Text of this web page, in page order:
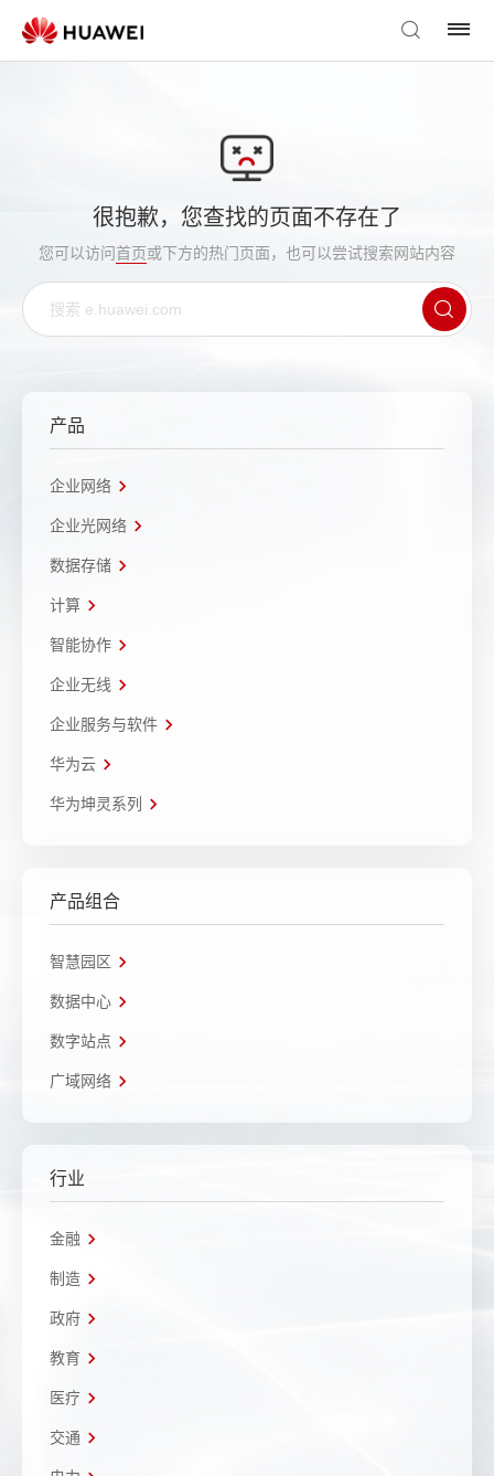
很抱歉，您查找的页面不存在了
您可以访问首页或下方的热门页面，也可以尝试搜索网站内容
产品
企业网络
企业光网络
数据存储
计算
智能协作
企业无线
企业服务与软件
华为云
华为坤灵系列
产品组合
智慧园区
数据中心
数字站点
广域网络
行业
金融
制造
政府
教育
医疗
交通